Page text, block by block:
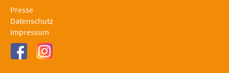
Presse
Datenschutz
Impressum